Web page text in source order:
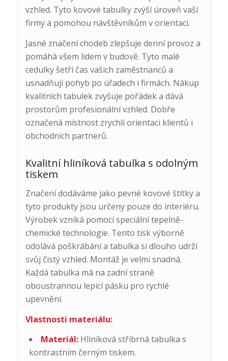
vzhled. Tyto kovové tabulky zvýší úroveň vaší
firmy a pomohou návštěvníkům v orientaci.
Jasné značení chodeb zlepšuje denní provoz a
pomáhá všem lidem v budově. Tyto malé
cedulky šetří čas vašich zaměstnanců a
usnadňují pohyb po úřadech i firmách. Nákup
kvalitních tabulek zvyšuje pořádek a dává
prostorům profesionální vzhled. Dobře
označená místnost zrychlí orientaci klientů i
obchodních partnerů.
Kvalitní hliníková tabulka s odolným
tiskem
Značení dodáváme jako pevné kovové štítky a
tyto produkty jsou určeny pouze do interiéru.
Výrobek vzniká pomocí speciální tepelně-
chemické technologie. Tento tisk výborně
odolává poškrábání a tabulka si dlouho udrží
svůj čistý vzhled. Montáž je velmi snadná.
Každá tabulka má na zadní straně
oboustrannou lepicí pásku pro rychlé
upevnění.
Vlastnosti materiálu:
Materiál:Hliníková stříbrná tabulka s
kontrastním černým tiskem.